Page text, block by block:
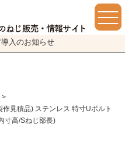
入のお知らせ
>
作見積品) ステンレス 特寸Uボルト
寸高/Sねじ部長)